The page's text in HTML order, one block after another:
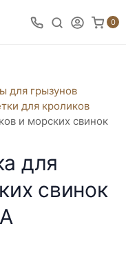
0
для грызунов
для кроликов
и морских свинок
для
свинок